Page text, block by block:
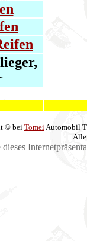
© bei TomeiAutomobil
Alle